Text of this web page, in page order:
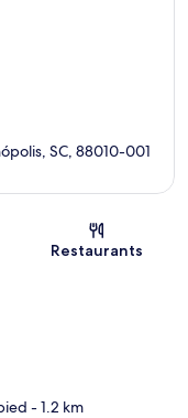
SC, 88010-001
Restaurants
- 1.2 km